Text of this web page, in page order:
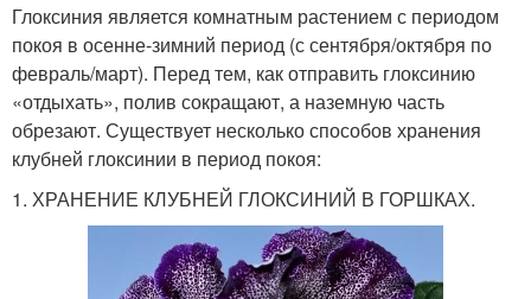
Глоксиния является комнатным растением с периодом
покоя в осенне-зимний период (с сентября/октября по
февраль/март). Перед тем, как отправить глоксинию
«отдыхать», полив сокращают, а наземную часть
обрезают. Существует несколько способов хранения
клубней глоксинии в период покоя:
1. ХРАНЕНИЕ КЛУБНЕЙ ГЛОКСИНИЙ В ГОРШКАХ.